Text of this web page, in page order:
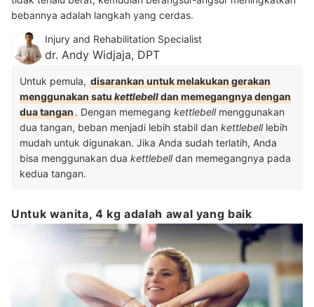
bebannya adalah langkah yang cerdas.
Injury and Rehabilitation Specialist
dr. Andy Widjaja, DPT
Untuk pemula, disarankan untuk melakukan gerakan
menggunakan satukettlebelldan memegangnya dengan
dua tangan. Dengan memegang kettlebell menggunakan
dua tangan, beban menjadi lebih stabil dan kettlebelllebih
mudah untuk digunakan. Jika Anda sudah terlatih, Anda
bisa menggunakan dua kettlebelldan memegangnya pada
kedua tangan.
Untuk wanita, 4 kg adalah awal yang baik